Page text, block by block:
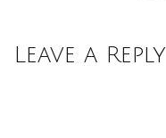
Leave a Reply